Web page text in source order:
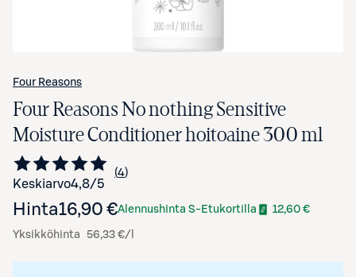
Four Reasons
Four Reasons No nothing Sensitive
Moisture Conditioner hoitoaine 300 ml
Keskiarvo4,8/5 Siirry arvioihin
4
kappaletta
Hinta16,90 €Alennushinta S-Etukortilla 12,60 €
Yksikköhinta 56,33 €/l